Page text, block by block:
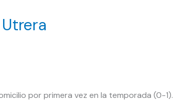
por primera vez en la temporada (0-1).